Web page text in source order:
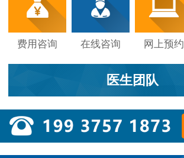
费用咨询 在线咨询 网上预约
医生团队